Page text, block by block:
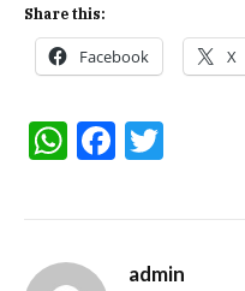
Share this:
Facebook X
WhatsApp
admin